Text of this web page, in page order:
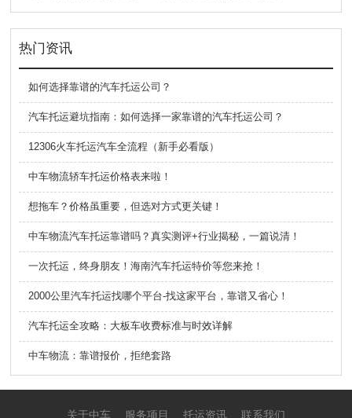
热门资讯
如何选择靠谱的汽车托运公司？
​汽车托运避坑指南：如何选择一家靠谱的汽车托运公司？
12306火车托运汽车全流程（新手必看版）
中车物流轿车托运价格表来啦！
想拖车？价格虽重要，但选对方式更关键！
中车物流汽车托运靠谱吗？真实测评+行业揭秘，一篇说清！
一次托运，终身朋友！海南汽车托运特价等您来抢！
2000公里汽车托运找哪个平台-找这家平台，靠谱又省心！
汽车托运全攻略：大板车收费标准与时效详解
中车物流：靠谱报价，拒绝套路
关于中车 服务项目 托运资讯 联系我们